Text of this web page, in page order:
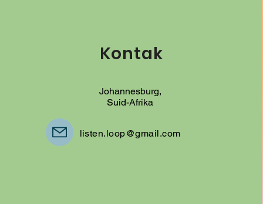
Kontak
Johannesburg,
Suid-Afrika
listen.loop@gmail.com